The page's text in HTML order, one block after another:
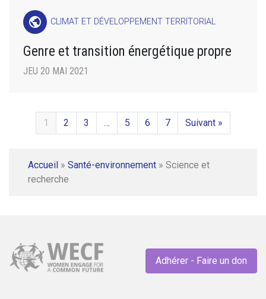
public CLIMAT ET DÉVELOPPEMENT TERRITORIAL
Genre et transition énergétique propre
JEU 20 MAI 2021
1 2 3 … 5 6 7 Suivant »
Accueil » Santé-environnement » Science et
recherche
Adhérer - Faire un don